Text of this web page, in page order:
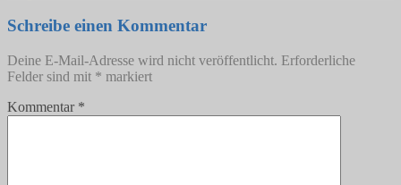
Schreibe einen Kommentar
Deine E-Mail-Adresse wird nicht veröffentlicht. Erforderliche
Felder sind mit * markiert
Kommentar *